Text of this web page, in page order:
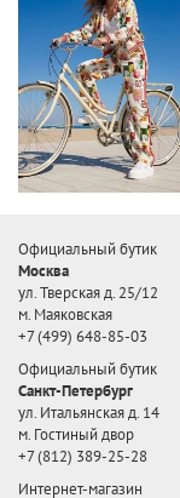
Официальный бутик
Москва
ул. Тверская д. 25/12
м. Маяковская
+7 (499) 648-85-03
Официальный бутик
Санкт-Петербург
ул. Итальянская д. 14
м. Гостиный двор
+7 (812) 389-25-28
Интернет-магазин